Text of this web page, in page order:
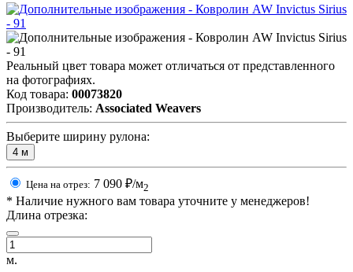
Реальный цвет товара может отличаться от представленного
на фотографиях.
Код товара: 00073820
Производитель: Associated Weavers
Выберите ширину рулона:
4 м
Цена на отрез: 7 090 ₽/м2
* Наличие нужного вам товара уточните у менеджеров!
Длина отрезка:
м.